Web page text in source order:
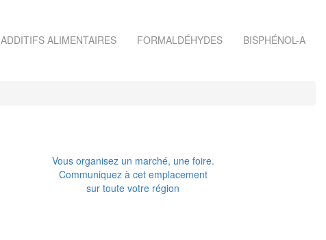
ADDITIFS ALIMENTAIRES FORMALDÉHYDES BISPHÉNOL-A
Vous organisez un marché, une foire.
Communiquez à cet emplacement
sur toute votre région